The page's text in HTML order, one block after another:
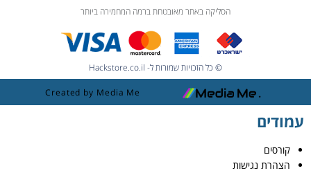
הסליקה באתר מאובטחת ברמה המחמירה ביותר
© כל הזכויות שמורות ל- Hackstore.co.il
Created by Media Me
עמודים
קורסים
הצהרת נגישות